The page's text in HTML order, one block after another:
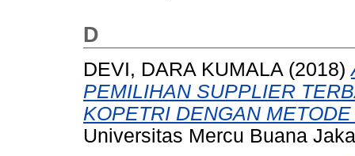
D
DEVI, DARA KUMALA (2018)
PEMILIHAN SUPPLIER
KOPETRI DENGAN
Universitas Mercu Buana